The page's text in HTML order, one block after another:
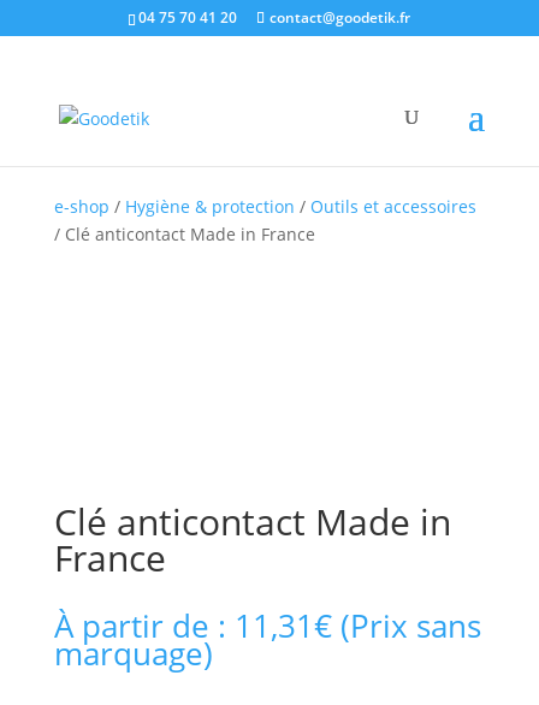
04 75 70 41 20 contact@goodetik.fr
e-shop / Hygiène & protection / Outils et accessoires
/ Clé anticontact Made in France
Clé anticontact Made in
France
À partir de : 11,31€(Prix sans
marquage)